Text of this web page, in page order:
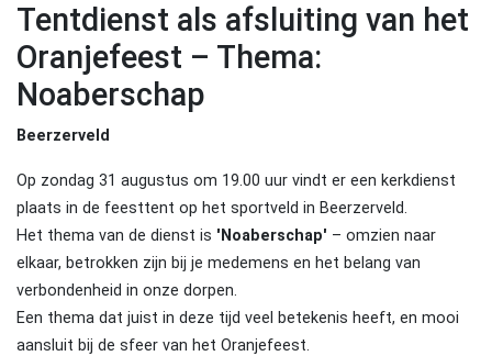
Tentdienst als afsluiting van het
Oranjefeest – Thema:
Noaberschap
Beerzerveld
Op zondag 31 augustus om 19.00 uur vindt er een kerkdienst
plaats in de feesttent op het sportveld in Beerzerveld.
Het thema van de dienst is 'Noaberschap' – omzien naar
elkaar, betrokken zijn bij je medemens en het belang van
verbondenheid in onze dorpen.
Een thema dat juist in deze tijd veel betekenis heeft, en mooi
aansluit bij de sfeer van het Oranjefeest.